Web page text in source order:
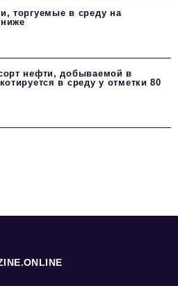
торгуемые в среду на
нефти, добываемой в
в среду у отметки 80